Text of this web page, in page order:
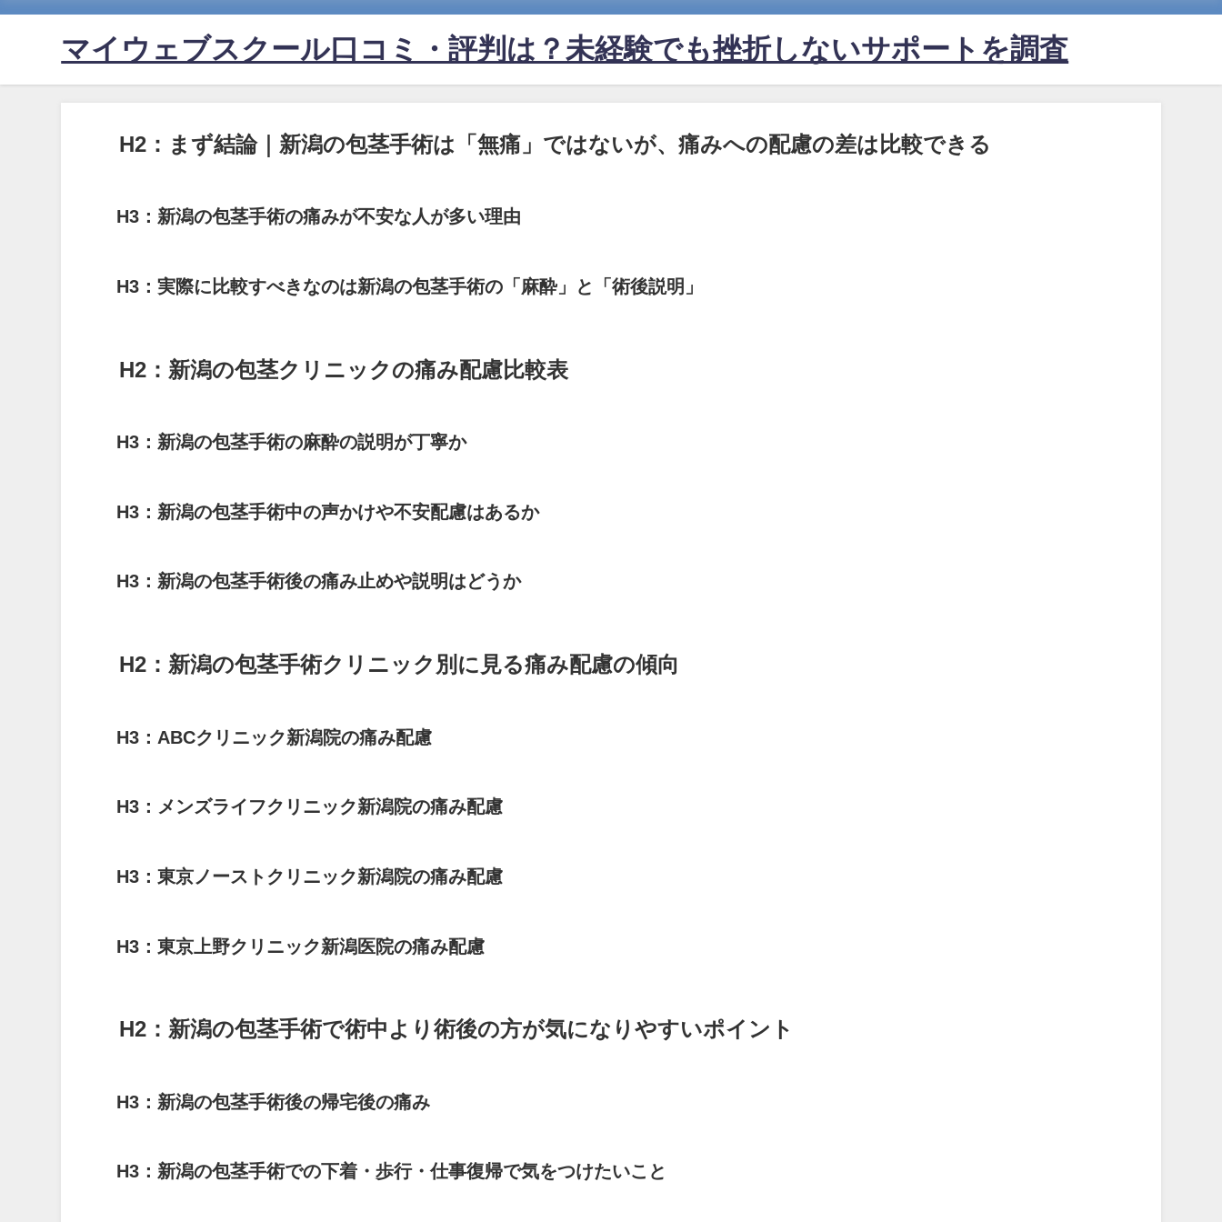
マイウェブスクール口コミ・評判は？未経験でも挫折しないサポートを調査
H2：まず結論｜新潟の包茎手術は「無痛」ではないが、痛みへの配慮の差は比較できる
H3：新潟の包茎手術の痛みが不安な人が多い理由
H3：実際に比較すべきなのは新潟の包茎手術の「麻酔」と「術後説明」
H2：新潟の包茎クリニックの痛み配慮比較表
H3：新潟の包茎手術の麻酔の説明が丁寧か
H3：新潟の包茎手術中の声かけや不安配慮はあるか
H3：新潟の包茎手術後の痛み止めや説明はどうか
H2：新潟の包茎手術クリニック別に見る痛み配慮の傾向
H3：ABCクリニック新潟院の痛み配慮
H3：メンズライフクリニック新潟院の痛み配慮
H3：東京ノーストクリニック新潟院の痛み配慮
H3：東京上野クリニック新潟医院の痛み配慮
H2：新潟の包茎手術で術中より術後の方が気になりやすいポイント
H3：新潟の包茎手術後の帰宅後の痛み
H3：新潟の包茎手術での下着・歩行・仕事復帰で気をつけたいこと